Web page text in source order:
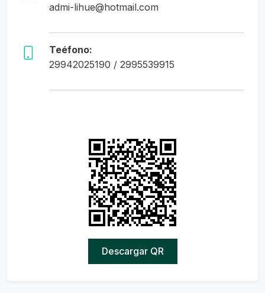
admi-lihue@hotmail.com
Teéfono:
29942025190 / 2995539915
Descargar QR